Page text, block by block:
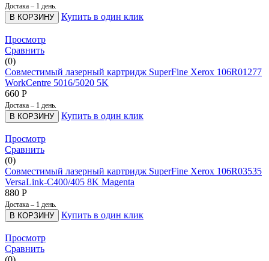
Достака – 1 день.
В КОРЗИНУ Купить в один клик
Просмотр
Сравнить
(0)
Совместимый лазерный картридж SuperFine Xerox 106R01277
WorkCentre 5016/5020 5K
660 Р
Достака – 1 день.
В КОРЗИНУ Купить в один клик
Просмотр
Сравнить
(0)
Совместимый лазерный картридж SuperFine Xerox 106R03535
VersaLink-C400/405 8K Magenta
880 Р
Достака – 1 день.
В КОРЗИНУ Купить в один клик
Просмотр
Сравнить